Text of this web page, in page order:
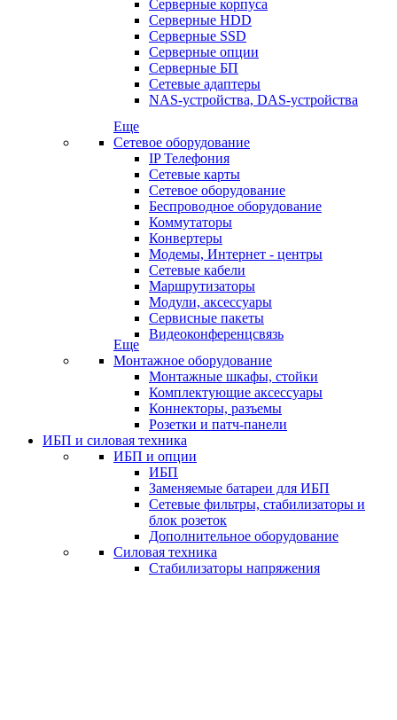
Серверные корпуса
Серверные HDD
Серверные SSD
Серверные опции
Серверные БП
Сетевые адаптеры
NAS-устройства, DAS-устройства
Еще
Сетевое оборудование
IP Телефония
Сетевые карты
Сетевое оборудование
Беспроводное оборудование
Коммутаторы
Конвертеры
Модемы, Интернет - центры
Сетевые кабели
Маршрутизаторы
Модули, аксессуары
Сервисные пакеты
Видеоконференцсвязь
Еще
Монтажное оборудование
Монтажные шкафы, стойки
Комплектующие аксессуары
Коннекторы, разъемы
Розетки и патч-панели
ИБП и силовая техника
ИБП и опции
ИБП
Заменяемые батареи для ИБП
Сетевые фильтры, стабилизаторы и
блок розеток
Дополнительное оборудование
Силовая техника
Стабилизаторы напряжения